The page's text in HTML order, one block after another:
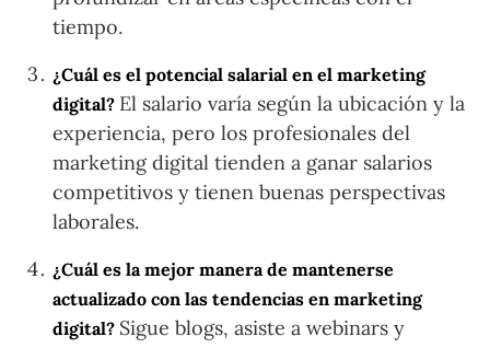
tiempo.
¿Cuál es el potencial salarial en el marketing
digital? El salario varía según la ubicación y la
experiencia, pero los profesionales del
marketing digital tienden a ganar salarios
competitivos y tienen buenas perspectivas
laborales.
¿Cuál es la mejor manera de mantenerse
actualizado con las tendencias en marketing
digital? Sigue blogs, asiste a webinars y